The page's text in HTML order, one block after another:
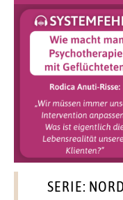
SERIE: